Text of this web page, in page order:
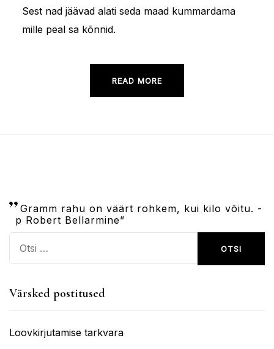
Sest nad jäävad alati seda maad kummardama
mille peal sa kõnnid.
READ MORE
Gramm rahu on väärt rohkem, kui kilo võitu. -
p Robert Bellarmine”
Värsked postitused
Loovkirjutamise tarkvara